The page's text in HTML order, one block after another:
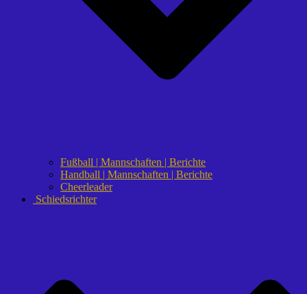
Fußball | Mannschaften | Berichte
Handball | Mannschaften | Berichte
Cheerleader
Schiedsrichter